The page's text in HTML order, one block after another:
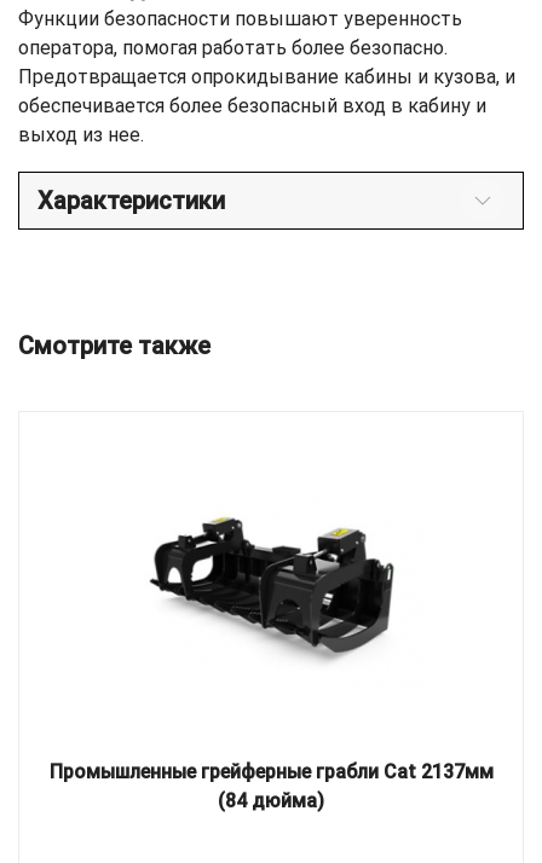
Функции безопасности повышают уверенность
оператора, помогая работать более безопасно.
Предотвращается опрокидывание кабины и кузова, и
обеспечивается более безопасный вход в кабину и
выход из нее.
Характеристики
Смотрите также
Промышленные грейферные грабли Cat 2137мм
(84 дюйма)